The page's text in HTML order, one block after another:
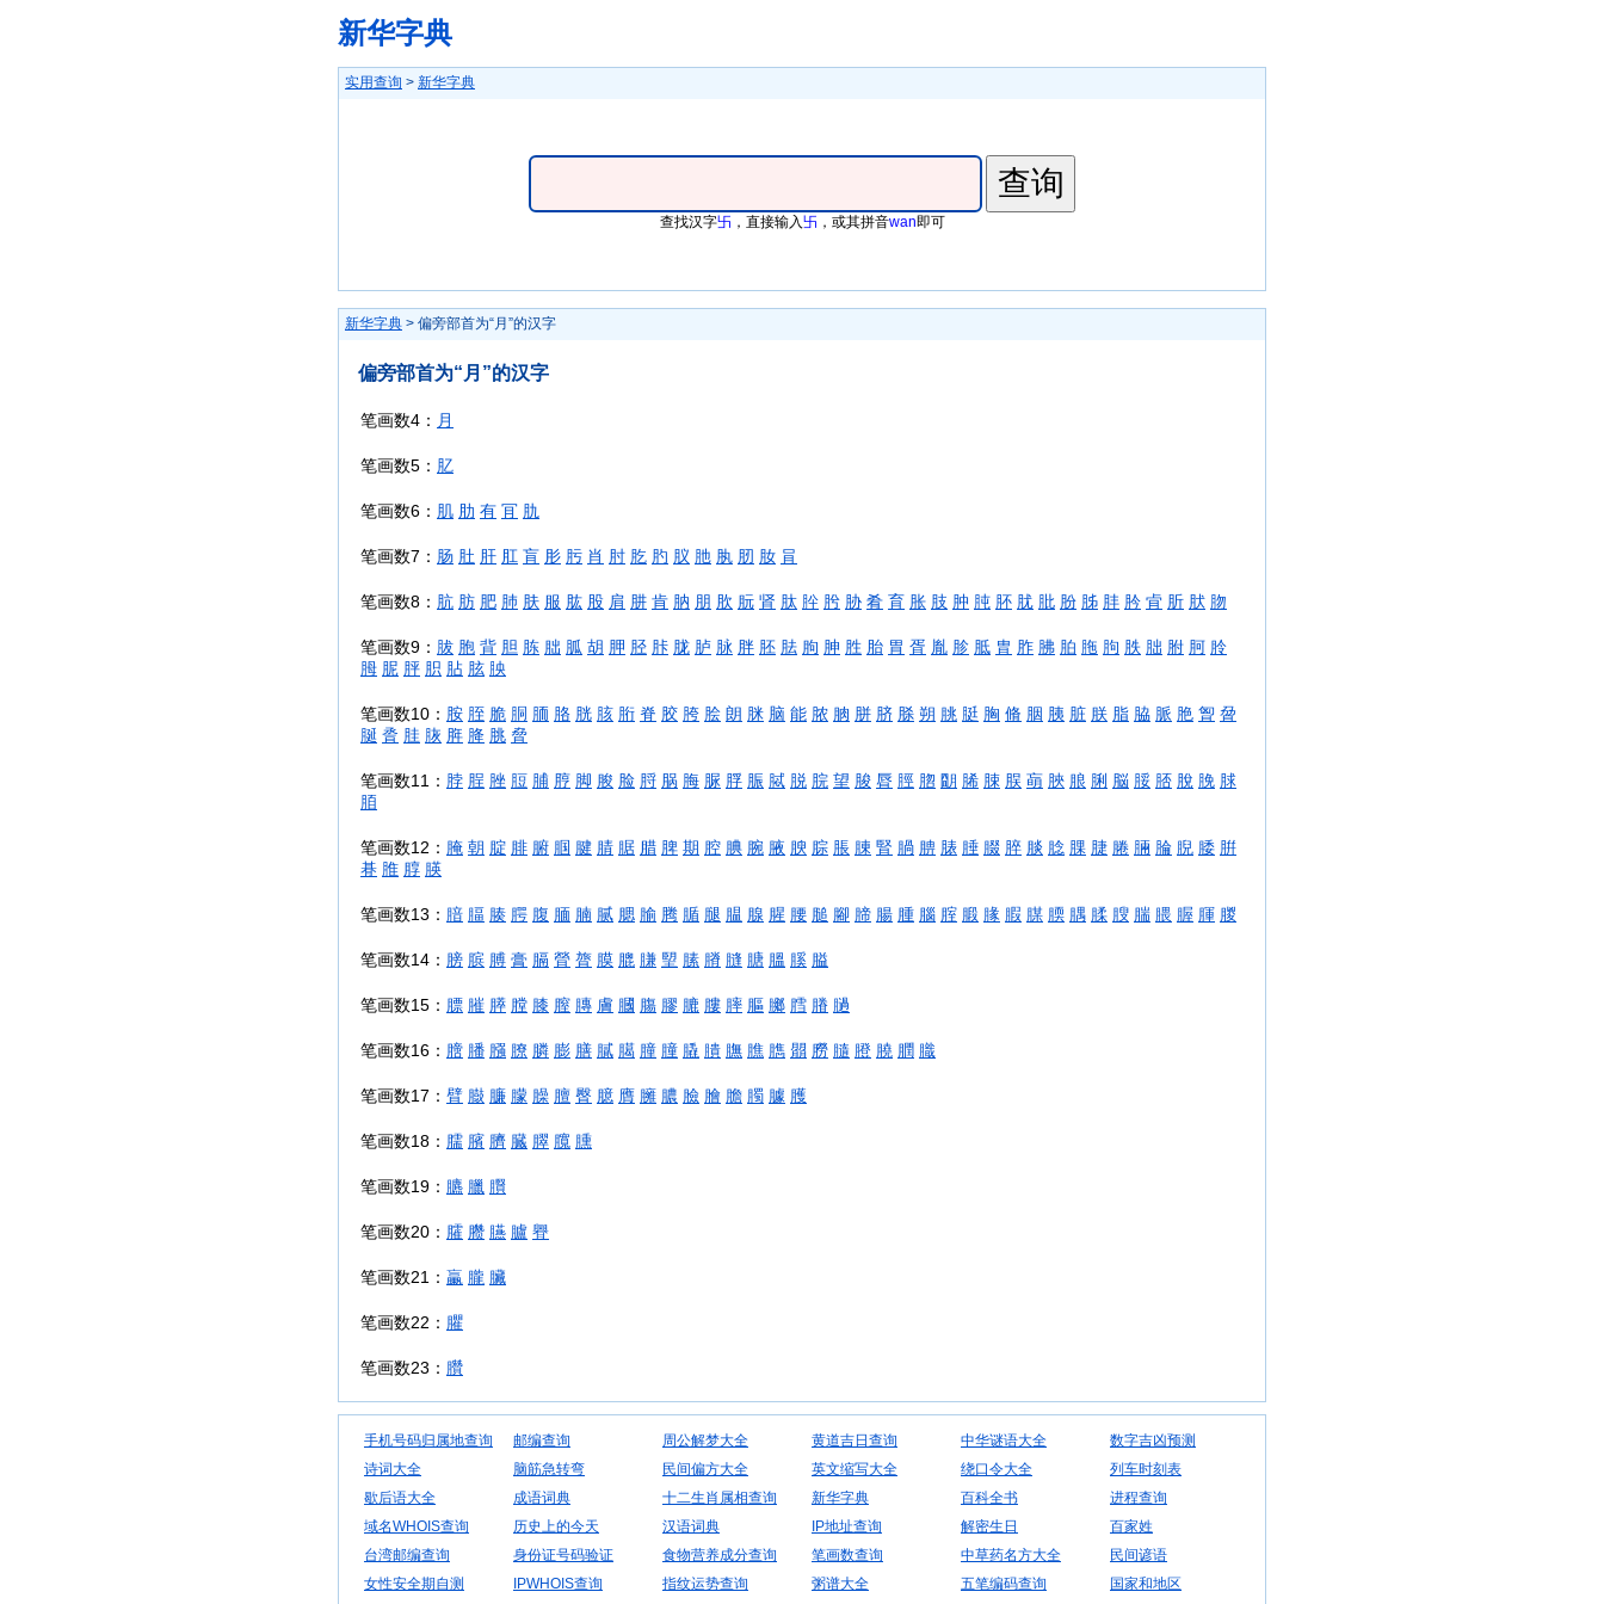
新华字典
实用查询 > 新华字典
查找汉字卐 ，直接输入卐 ，或其拼音wan即可
新华字典 > 偏旁部首为“月”的汉字
偏旁部首为“月”的汉字
笔画数4： 月
笔画数5： 肊
笔画数6： 肌 肋 有 肎 肍
笔画数7： 肠 肚 肝 肛 肓 肜 肟 肖 肘 肐 肑 肞 肔 肒 肕 肗 肙
笔画数8： 肮 肪 肥 肺 肤 服 肱 股 肩 肼 肯 肭 朋 肷 朊 肾 肽 肸 肹 胁 肴 育 胀 肢 肿 肫 肧 肬 肶 肦 胏 肨 肣 肻 肵 肰 肳
笔画数9： 胈 胞 背 胆 胨 朏 胍 胡 胛 胫 胩 胧 胪 脉 胖 胚 胠 朐 胂 胜 胎 胃 胥 胤 胗 胝 胄 胙 胇 胉 胣 胊 胅 胐 胕 胢 朎
胟 胒 胓 胑 胋 胘 胦
笔画数10： 胺 胵 脆 胴 胹 胳 胱 胲 胻 脊 胶 胯 脍 朗 脒 脑 能 脓 朒 胼 脐 脎 朔 朓 脡 胸 脩 胭 胰 脏 朕 脂 脇 脈 脃 胷 脋
脠 脀 胿 脄 脌 胮 脁 脅
笔画数11： 脖 脭 脞 脰 脯 脝 脚 朘 脸 脟 脶 脢 脲 脬 脤 脦 脱 脘 望 脧 脣 脛 脗 朙 脪 脨 脵 朚 脥 朖 脷 脳 脮 脴 脫 脕 脙
脜
笔画数12： 腌 朝 腚 腓 腑 腘 腱 腈 腒 腊 脾 期 腔 腆 腕 腋 腴 腙 脹 腖 腎 腡 腗 脿 腄 腏 脺 腅 腍 腂 脻 腃 脼 腀 腉 腇 腁
朞 脽 朜 朠
笔画数13： 腤 腷 腠 腭 腹 腼 腩 腻 腮 腧 腾 腯 腿 腽 腺 腥 腰 膇 腳 腣 腸 腫 腦 腟 腶 腞 腵 腜 腝 腢 腬 膄 腨 腲 腛 腪 朡
笔画数14： 膀 膑 膊 膏 膈 膋 膂 膜 膍 膁 朢 膆 膌 膖 膅 膃 膎 膉
笔画数15： 膘 膗 膵 膛 膝 膣 膞 膚 膕 膓 膠 膔 膢 膟 膒 膷 膤 膡 膼
笔画数16： 膪 膰 膙 膫 膦 膨 膳 膩 臈 朣 膧 膬 膭 膴 膲 臇 朤 朥 膸 膯 膮 膶 膱
笔画数17： 臂 臌 臁 朦 臊 膻 臀 臆 膺 臃 膿 臉 膾 膽 臅 臄 臒
笔画数18： 臑 臏 臍 臓 臎 臗 臐
笔画数19： 臕 臘 臔
笔画数20： 臛 臜 臙 臚 臖
笔画数21： 臝 朧 臟
笔画数22： 臞
笔画数23： 臢
手机号码归属地查询 邮编查询 周公解梦大全 黄道吉日查询 中华谜语大全
数字吉凶预测
诗词大全
脑筋急转弯 民间偏方大全 英文缩写大全 绕口令大全
列车时刻表
歇后语大全
成语词典 十二生肖属相查询 新华字典 百科全书
进程查询
域名WHOIS查询
历史上的今天 汉语词典 IP地址查询 解密生日
百家姓
台湾邮编查询
身份证号码验证 食物营养成分查询 笔画数查询 中草药名方大全
民间谚语
女性安全期自测
IPWHOIS查询 指纹运势查询 粥谱大全 五笔编码查询 国家和地区